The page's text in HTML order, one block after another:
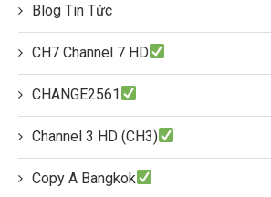
Blog Tin Tức
CH7 Channel 7 HD
CHANGE2561
Channel 3 HD (CH3)
Copy A Bangkok